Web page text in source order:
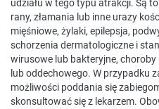
udziału w tego typu atrakcji. Są
rany, złamania lub inne urazy
mięśniowe, żylaki, epilepsja,
schorzenia dermatologiczne i
wirusowe lub bakteryjne,
lub oddechowego. W przypadku
możliwości poddania się
skonsultować się z lekarzem.